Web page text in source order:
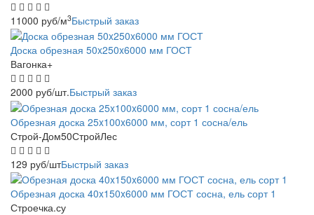
11000 руб/м3Быстрый заказ
Доска обрезная 50x250x6000 мм ГОСТ
Вагонка+
2000 руб/шт.Быстрый заказ
Обрезная доска 25x100x6000 мм, сорт 1 сосна/ель
Строй-Дом50СтройЛес
129 руб/штБыстрый заказ
Обрезная доска 40x150x6000 мм ГОСТ сосна, ель сорт 1
Строечка.су